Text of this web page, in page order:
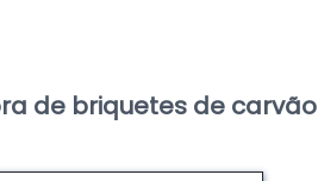
de briquetes de carvão